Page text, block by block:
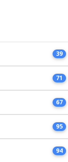
39
71
67
95
94